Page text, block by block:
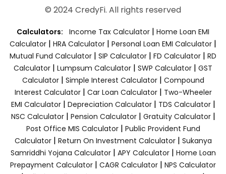
© 2024 CredyFi. All rights reserved
Calculators: Income Tax Calculator | Home Loan EMI
Calculator | HRA Calculator | Personal Loan EMI Calculator |
Mutual Fund Calculator | SIP Calculator | FD Calculator | RD
Calculator | Lumpsum Calculator | SWP Calculator | GST
Calculator| Simple Interest Calculator| Compound
Interest Calculator| Car Loan Calculator| Two-Wheeler
EMI Calculator| Depreciation Calculator| TDS Calculator|
NSC Calculator| Pension Calculator| Gratuity Calculator|
Post Office MIS Calculator| Public Provident Fund
Calculator| Return On Investment Calculator| Sukanya
Samriddhi Yojana Calculator| APY Calculator| Home Loan
Prepayment Calculator | CAGR Calculator | NPS Calculator